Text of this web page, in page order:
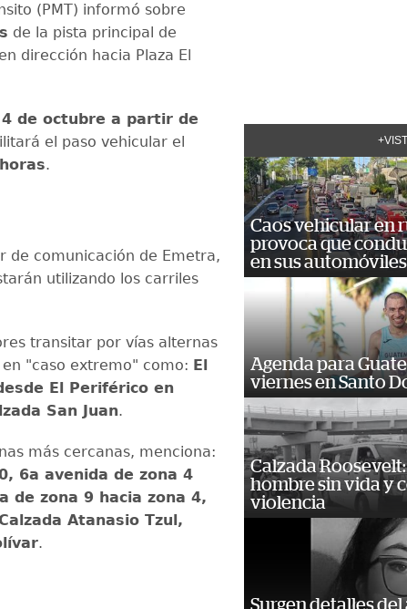
(PMT) informó sobre
de la pista principal de
dirección hacia Plaza El
de octubre a partir de
el paso vehicular el
.
de comunicación de Emetra,
utilizando los carriles
transitar por vías alternas
"caso extremo" como: El
El Periférico en
San Juan.
más cercanas, menciona:
6a avenida de zona 4
de zona 9 hacia zona 4,
Atanasio Tzul,
.
Caos vehicular en
provoca que
en sus automóviles
Agenda para
viernes en Santo
Calzada
hombre sin vida y
violencia
Surgen detalles